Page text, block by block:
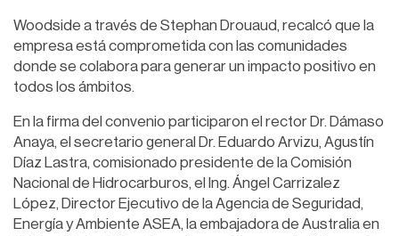
Woodside a través de Stephan Drouaud, recalcó que la
empresa está comprometida con las comunidades
donde se colabora para generar un impacto positivo en
todos los ámbitos.
En la firma del convenio participaron el rector Dr. Dámaso
Anaya, el secretario general Dr. Eduardo Arvizu, Agustín
Díaz Lastra, comisionado presidente de la Comisión
Nacional de Hidrocarburos, el Ing. Ángel Carrizalez
López, Director Ejecutivo de la Agencia de Seguridad,
Energía y Ambiente ASEA, la embajadora de Australia en